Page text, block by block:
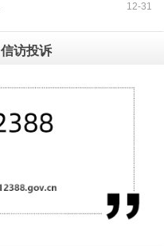
12-31
信访投诉